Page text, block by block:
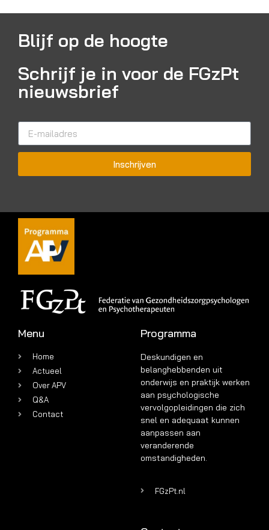
Blijf op de hoogte
Schrijf je in voor de FGzPt
nieuwsbrief
Inschrijven
Menu
Home
Actueel
Over APV
Q&A
Contact
Programma
Deskundigen en
belanghebbenden uit
onderwijs en praktijk werken
aan psychologische
vervolgopleidingen die zich
snel en adequaat kunnen
aanpassen aan
veranderende
omstandigheden.
FGzPt.nl